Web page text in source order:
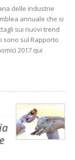
delle industrie
annuale che si
sui nuovi trend
sono sul Rapporto
2017 qui